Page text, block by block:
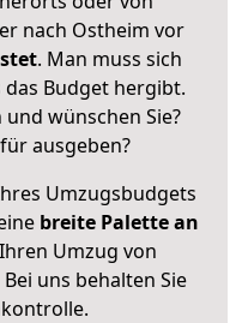
nach Ostheim vor
. Man muss sich
Budget hergibt.
wünschen Sie?
ausgeben?
Umzugsbudgets
breite Palette an
Umzug von
uns behalten Sie